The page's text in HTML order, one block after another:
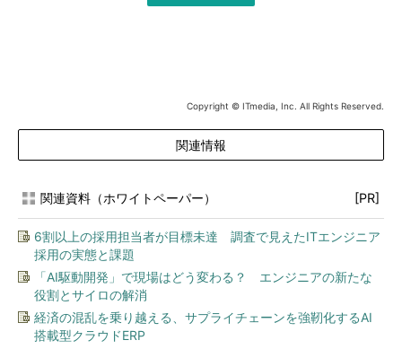
Copyright © ITmedia, Inc. All Rights Reserved.
関連情報
関連資料（ホワイトペーパー） [PR]
6割以上の採用担当者が目標未達 調査で見えたITエンジニア
採用の実態と課題
「AI駆動開発」で現場はどう変わる？ エンジニアの新たな
役割とサイロの解消
経済の混乱を乗り越える、サプライチェーンを強靭化するAI
搭載型クラウドERP